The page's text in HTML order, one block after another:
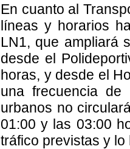
En cuanto al
líneas y horarios
LN1, que ampliará
desde el
horas, y desde el
una frecuencia de
urbanos no
01:00 y las 03:00
tráfico previstas y